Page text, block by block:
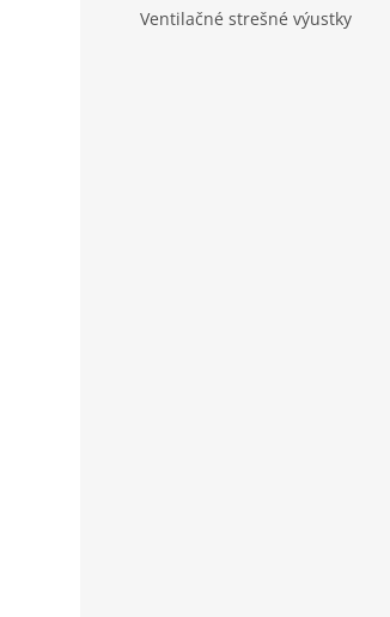
Ventilačné strešné výustky